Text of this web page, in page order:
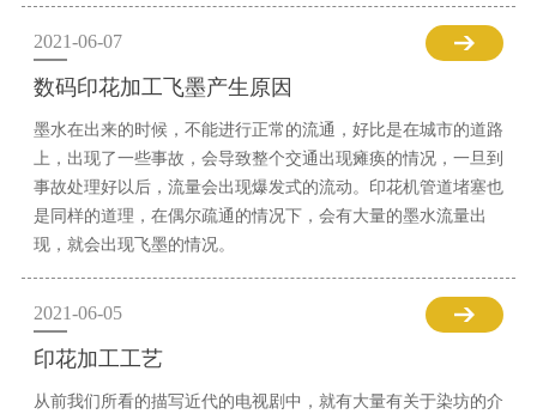
2021-06-07
数码印花加工飞墨产生原因
墨水在出来的时候，不能进行正常的流通，好比是在城市的道路
上，出现了一些事故，会导致整个交通出现瘫痪的情况，一旦到
事故处理好以后，流量会出现爆发式的流动。印花机管道堵塞也
是同样的道理，在偶尔疏通的情况下，会有大量的墨水流量出
现，就会出现飞墨的情况。
2021-06-05
印花加工工艺
从前我们所看的描写近代的电视剧中，就有大量有关于染坊的介